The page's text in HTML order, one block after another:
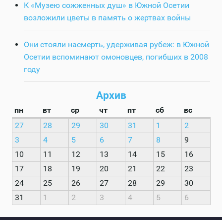
К «Музею сожженных душ» в Южной Осетии
возложили цветы в память о жертвах войны
Они стояли насмерть, удерживая рубеж: в Южной
Осетии вспоминают омоновцев, погибших в 2008
году
Архив
пн вт ср чт пт сб
вс
27
28 29 30 31 1
2
3
4 5 6 7 8
9
10
11 12 13 14 15
16
17
18 19 20 21 22
23
24
25 26 27 28 29
30
31
1 2 3 4 5 6